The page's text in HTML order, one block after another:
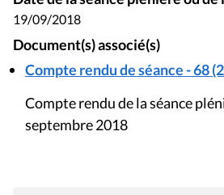
19/09/2018
Document(s) associé(s)
Compte rendu de séance - 68
Compte rendu de la séance
septembre 2018